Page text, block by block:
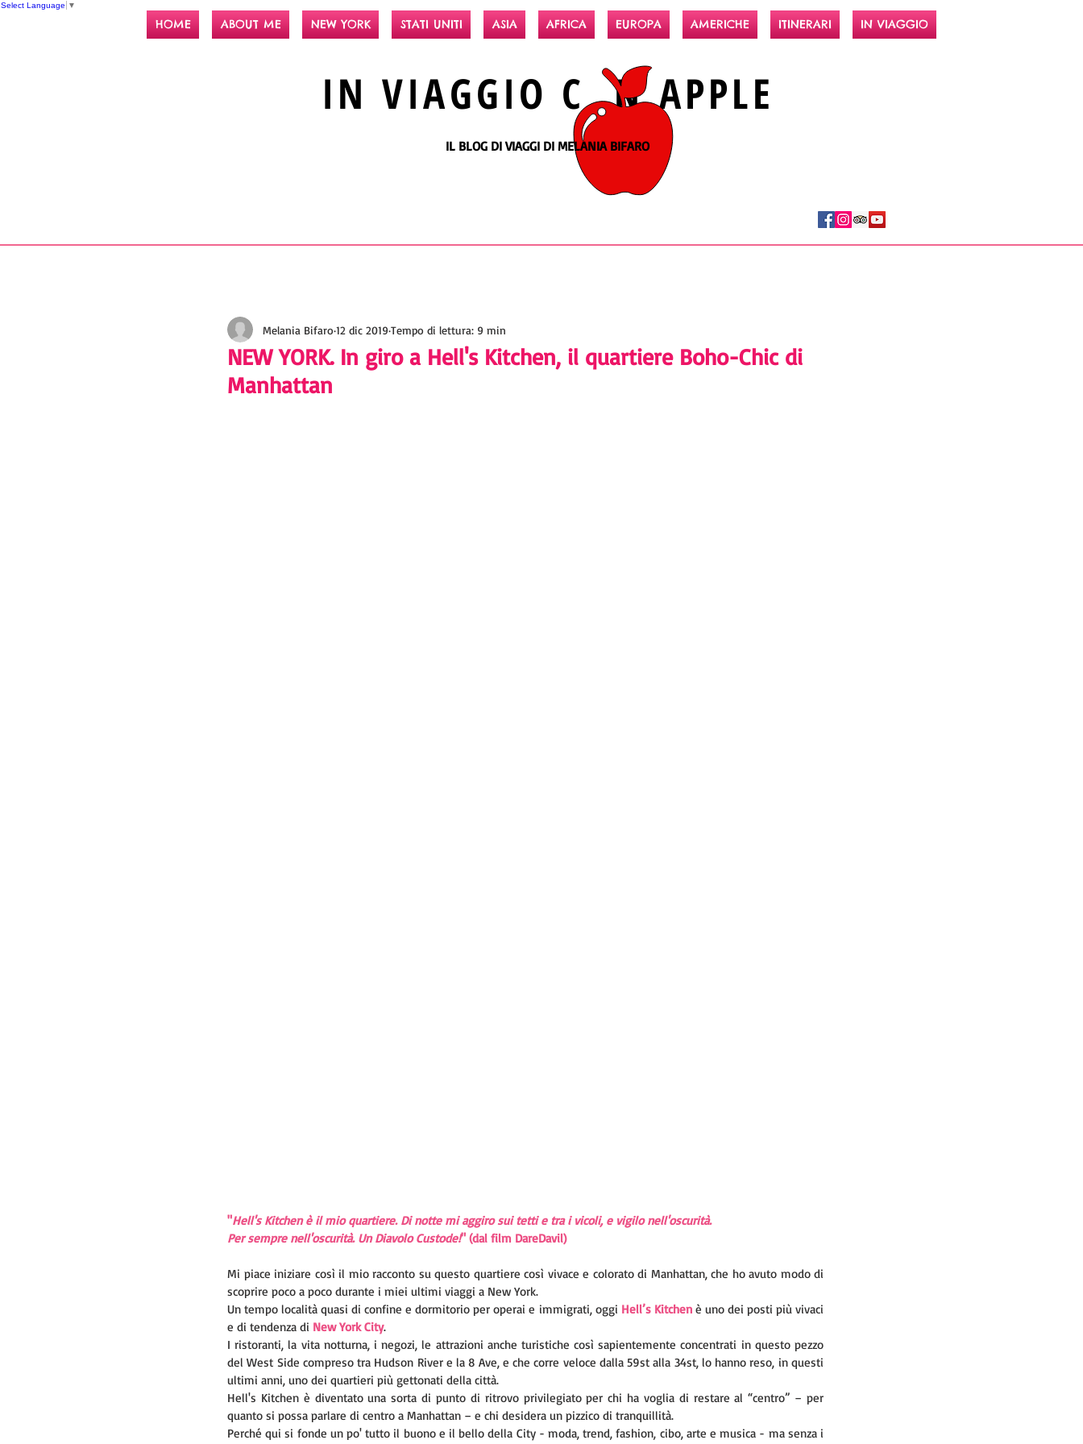
Select Language ▼
HOME ABOUT ME NEW YORK STATI UNITI ASIA AFRICA EUROPA AMERICHE ITINERARI IN VIAGGIO
IN VIAGGIO C NAPPLE
IL BLOG DI VIAGGI DI MELANIA BIFARO
NEW YORK. In giro a Hell's Kitchen, il quartiere Boho-Chic di
Manhattan
Melania Bifaro 12 dic 2019 Tempo di lettura: 9 min
"Hell's Kitchen è il mio quartiere. Di notte mi aggiro sui tetti e tra i vicoli, e vigilo nell'oscurità.
Per sempre nell'oscurità. Un Diavolo Custode!" (dal film DareDavil)
Mi piace iniziare così il mio racconto su questo quartiere così vivace e colorato di Manhattan, che ho avuto modo di
scoprire poco a poco durante i miei ultimi viaggi a New York.
Un tempo località quasi di confine e dormitorio per operai e immigrati, oggi Hell’s Kitchen è uno dei posti più vivaci
e di tendenza di New York City.
I ristoranti, la vita notturna, i negozi, le attrazioni anche turistiche così sapientemente concentrati in questo pezzo
del West Side compreso tra Hudson River e la 8 Ave, e che corre veloce dalla 59st alla 34st, lo hanno reso, in questi
ultimi anni, uno dei quartieri più gettonati della città.
Hell's Kitchen è diventato una sorta di punto di ritrovo privilegiato per chi ha voglia di restare al “centro” – per
quanto si possa parlare di centro a Manhattan – e chi desidera un pizzico di tranquillità.
Perché qui si fonde un po' tutto il buono e il bello della City - moda, trend, fashion, cibo, arte e musica - ma senza i